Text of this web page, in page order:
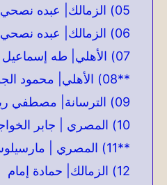
05) الزمالك| عبده نصحي
06) الزمالك| عبده نصحي
07) الأهلي| طه إسماعيل
**08) الأهلي| محمود الجوهري
09) الترسانة| مصطفي رياض
10) المصري | جابر الخواجة
**11) المصري | مارسيلوس
12) الزمالك| حمادة إمام